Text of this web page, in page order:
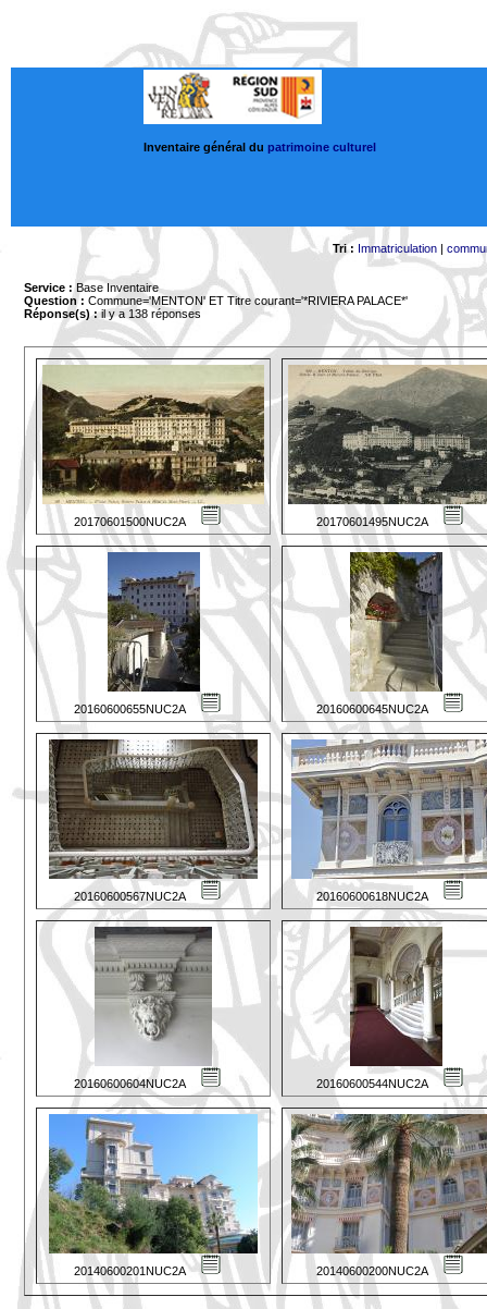
Inventaire général du patrimoine culturel
Tri : Immatriculation |
Service : Base Inventaire
Question : Commune='MENTON' ET Titre courant='*RIVIERA PALACE*'
Réponse(s) :il y a 138 réponses
20170601500NUC2A 20170601495NUC2A
20160600655NUC2A 20160600645NUC2A
20160600567NUC2A 20160600618NUC2A
20160600604NUC2A 20160600544NUC2A
20140600201NUC2A 20140600200NUC2A